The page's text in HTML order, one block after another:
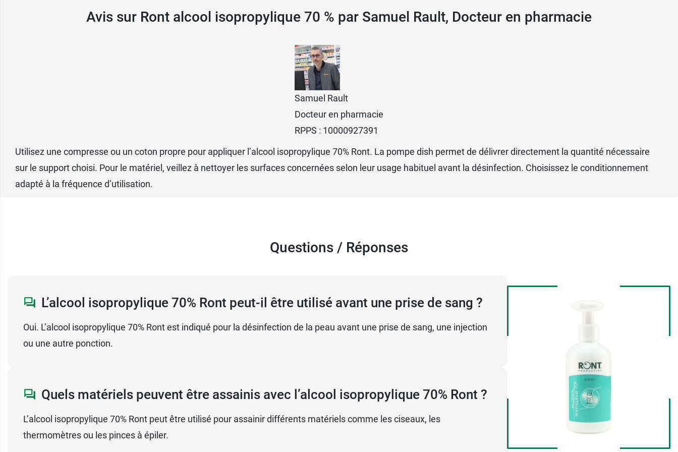
Avis sur Ront alcool isopropylique 70 % par Samuel Rault, Docteur en pharmacie
Samuel Rault
Docteur en pharmacie
RPPS : 10000927391
Utilisez une compresse ou un coton propre pour appliquer l’alcool isopropylique 70% Ront. La pompe dish permet de délivrer directement la quantité nécessaire
sur le support choisi. Pour le matériel, veillez à nettoyer les surfaces concernées selon leur usage habituel avant la désinfection. Choisissez le conditionnement
adapté à la fréquence d’utilisation.
Questions / Réponses
L’alcool isopropylique 70% Ront peut-il être utilisé avant une prise de sang ?
Oui. L’alcool isopropylique 70% Ront est indiqué pour la désinfection de la peau avant une prise de sang, une injection
ou une autre ponction.
Quels matériels peuvent être assainis avec l’alcool isopropylique 70% Ront ?
L’alcool isopropylique 70% Ront peut être utilisé pour assainir différents matériels comme les ciseaux, les
thermomètres ou les pinces à épiler.